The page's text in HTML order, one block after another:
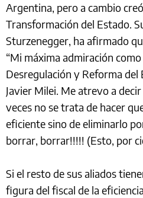
Argentina, pero a cambio
Transformación del Estado.
Sturzenegger, ha afirmado
“Mi máxima admiración
Desregulación y Reforma
Javier Milei. Me atrevo a
veces no se trata de hacer
eficiente sino de eliminarlo
borrar, borrar!!!!! (Esto, por
Si el resto de sus aliados
figura del fiscal de la